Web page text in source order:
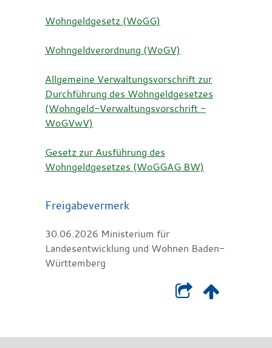
Wohngeldgesetz (WoGG)
Wohngeldverordnung (WoGV)
Allgemeine Verwaltungsvorschrift zur
Durchführung des Wohngeldgesetzes
(Wohngeld-Verwaltungsvorschrift -
WoGVwV)
Gesetz zur Ausführung des
Wohngeldgesetzes (WoGGAG BW)
Freigabevermerk
30.06.2026 Ministerium für
Landesentwicklung und Wohnen Baden-
Württemberg